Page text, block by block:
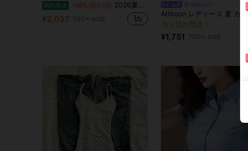
国内発送 -30% 残り2日 2026夏新作 日焼け止め ジャケット 速乾 フード付き 長袖 シャツ カーディガン チェック柄 メンズ レディース 接触冷感 涼しい 快適 軽量 通気性抜群 紫外線対策 UVカット アウター
¥2,037 100+ sold
売り切れ間近！
¥1,751 700+ sold